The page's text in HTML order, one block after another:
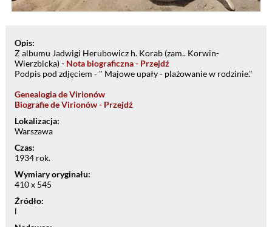
Opis:
Z albumu Jadwigi Herubowicz h. Korab (zam.. Korwin-
Wierzbicka) - Nota biograficzna - Przejdź
Podpis pod zdjęciem - " Majowe upały - plażowanie w rodzinie."
Genealogia de Virionów
Biografie de Virionów - Przejdź
Lokalizacja:
Warszawa
Czas:
1934 rok.
Wymiary oryginału:
410 x 545
Źródło:
l